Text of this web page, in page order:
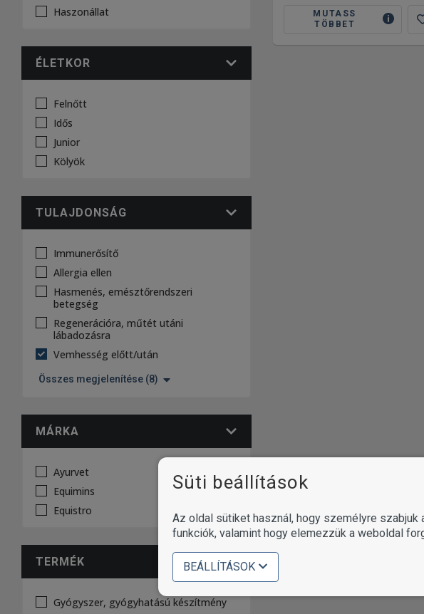
Haszonállat
ÉLETKOR
Felnőtt
Idős
Junior
Kölyök
TULAJDONSÁG
Immunerősítő
Allergia ellen
Hasmenés, emésztőrendszeri
betegség
Regenerációra, műtét utáni
lábadozásra
Vemhesség előtt/után
Összes megjelenítése (8)
MÁRKA
Ayurvet
Equimins
Equistro
TERMÉK
Gyógyszer, gyógyhatású készítmény
MUTASS
TÖBBET
Süti beállítások
Az oldal sütiket használ, hogy személyre
funkciók, valamint hogy elemezzük a weboldal
BEÁLLÍTÁSOK